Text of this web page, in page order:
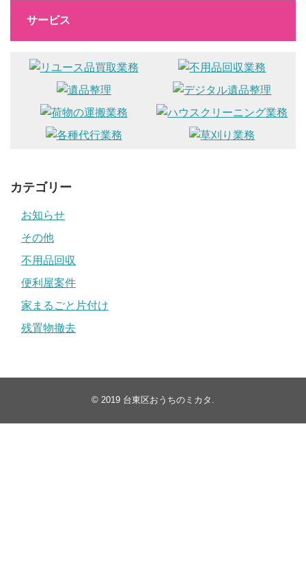
サービス
カテゴリー
お知らせ
その他
不用品回収
便利屋案件
家まるごと片付け
残置物撤去
© 2019 台東区おうちのミカタ .